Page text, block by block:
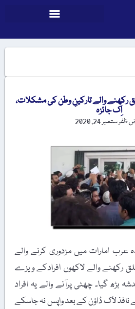
رکھنے والے تارکینِ وطن کی مشکلات،
اِک جائزہ
ظفرستمبر 24, 2020
عرب امارات میں مزدوری کرنے والے
رکھنے والے لاکھوں افرادکے ویزے
بڑھ گیا۔ چھٹی پرآنے والے یہ افراد
نافذ لاک ڈاؤن کے بعد واپس نہ جاسکے